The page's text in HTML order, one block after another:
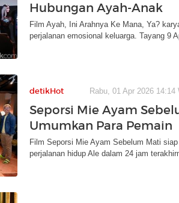
Hubungan Ayah-Anak
Film Ayah, Ini Arahnya Ke Mana, Ya?
perjalanan emosional keluarga. Tayang 9
detikHot Rabu, 01 Apr 2026 14:14
Seporsi Mie Ayam
Umumkan Para Pemain
Film Seporsi Mie Ayam Sebelum Mati
perjalanan hidup Ale dalam 24 jam